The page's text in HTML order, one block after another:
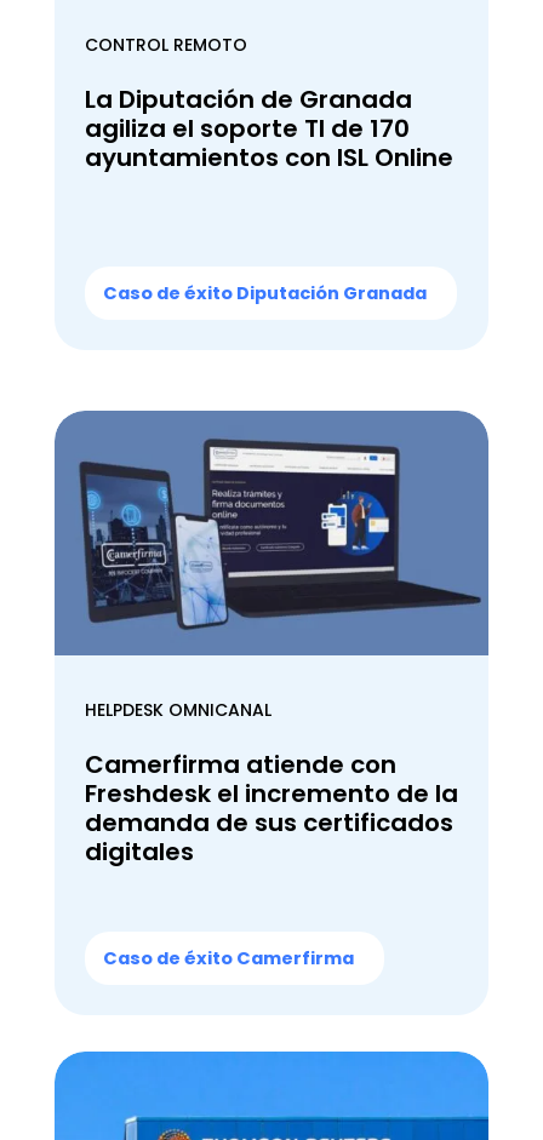
CONTROL REMOTO
La Diputación de Granada
agiliza el soporte TI de 170
ayuntamientos con ISL Online
Caso de éxito Diputación Granada
HELPDESK OMNICANAL
Camerfirma atiende con
Freshdesk el incremento de la
demanda de sus certificados
digitales
Caso de éxito Camerfirma